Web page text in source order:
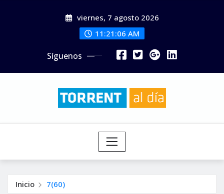
viernes, 7 agosto 2026
11:21:07 AM
Síguenos
Inicio 7(60)